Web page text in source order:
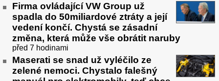
Firma ovládající VW Group už
spadla do 50miliardové ztráty a její
vedení končí. Chystá se zásadní
změna, která může vše obrátit naruby
před 7 hodinami
Maserati se snad už vyléčilo ze
zelené nemoci. Chystalo falešný